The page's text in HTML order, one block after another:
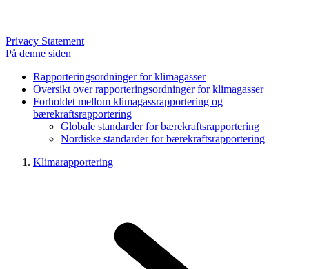
Privacy Statement
På denne siden
Rapporteringsordninger for klimagasser
Oversikt over rapporteringsordninger for klimagasser
Forholdet mellom klimagassrapportering og
bærekraftsrapportering
Globale standarder for bærekraftsrapportering
Nordiske standarder for bærekraftsrapportering
Klimarapportering